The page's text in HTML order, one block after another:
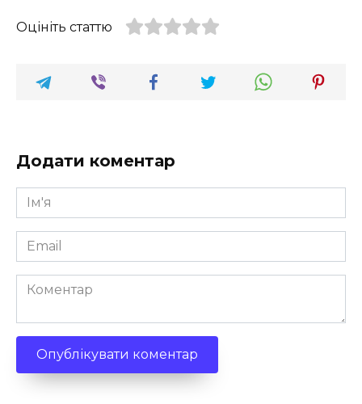
Оцініть статтю
Додати коментар
Ім'я
*
Email
*
Коментар